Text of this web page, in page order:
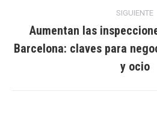
SIGUIENTE
Aumentan las
Barcelona: claves para
y ocio